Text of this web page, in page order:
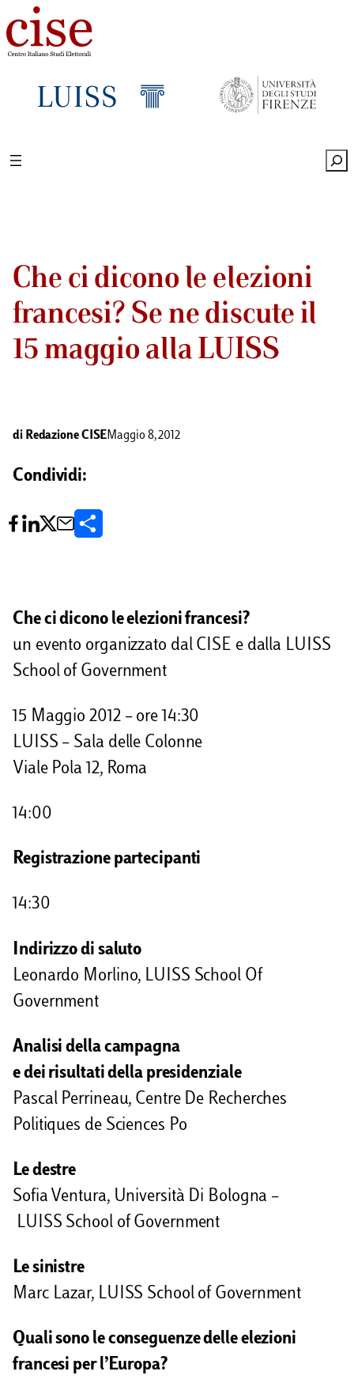
Che ci dicono le elezioni
francesi? Se ne discute il
15 maggio alla LUISS
di Redazione CISEMaggio 8, 2012
Condividi:
v
d
i
Che ci dicono le elezioni francesi?
un evento organizzato dal CISE e dalla LUISS
School of Government
15 Maggio 2012 – ore 14:30
LUISS – Sala delle Colonne
Viale Pola 12, Roma
14:00
Registrazione partecipanti
14:30
Indirizzo di saluto
Leonardo Morlino, LUISS School Of
Government
Analisi della campagna
e dei risultati della presidenziale
Pascal Perrineau, Centre De Recherches
Politiques de Sciences Po
Le destre
So­fia Ventura, Università Di Bologna –
LUISS School of Government
Le sinistre
Marc Lazar, LUISS School of Government
Quali sono le conseguenze delle elezioni
francesi per l’Europa?